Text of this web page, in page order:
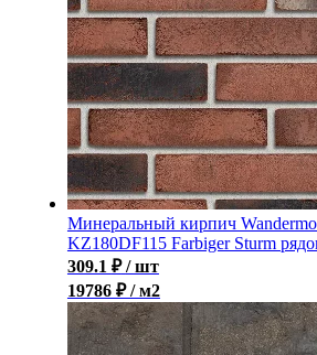
Минеральный кирпич
KZ180DF115 Farbiger Sturm
309.1 ₽ / шт
19786 ₽ / м2